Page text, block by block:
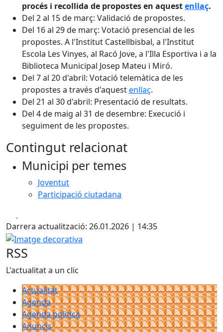
procés i recollida de propostes en aquestenllaç.
Del 2 al 15 de març: Validació de propostes.
Del 16 al 29 de març: Votació presencial de les
propostes. A l'Institut Castellbisbal, a l'Institut
Escola Les Vinyes, al Racó Jove, a l'Illa Esportiva i a la
Biblioteca Municipal Josep Mateu i Miró.
Del 7 al 20 d'abril: Votació telemàtica de les
propostes a través d'aquestenllaç.
Del 21 al 30 d'abril: Presentació de resultats.
Del 4 de maig al 31 de desembre: Execució i
seguiment de les propostes.
Contingut relacionat
Municipi per temes
Joventut
Participació ciutadana
Darrera actualització: 26.01.2026 | 14:35
Imatge decorativa
RSS
L'actualitat a un clic
Actualitat
Agenda
Agenda política
Anuncis